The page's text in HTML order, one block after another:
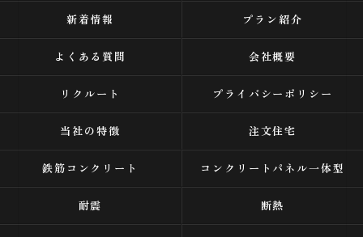
新着情報 プラン紹介
よくある質問 会社概要
リクルート プライバシーポリシー
当社の特徴 注文住宅
鉄筋コンクリート コンクリートパネル一体型
耐震 断熱